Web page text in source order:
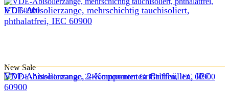
VDE-Abisolierzange, mehrschichtig tauchisoliert,
phthalatfrei, IEC 60900
New Sale
VDE-Abisolierzange, 2-Komponenten Griffhüllen, IEC
60900